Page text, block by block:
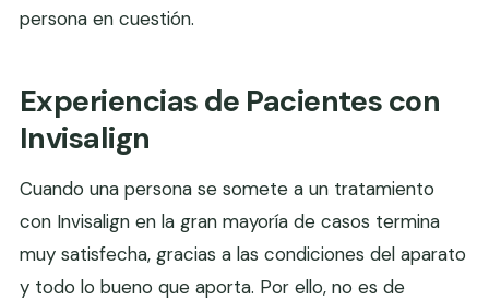
persona en cuestión.
Experiencias de Pacientes con
Invisalign
Cuando una persona se somete a un tratamiento
con Invisalign en la gran mayoría de casos termina
muy satisfecha, gracias a las condiciones del aparato
y todo lo bueno que aporta. Por ello, no es de